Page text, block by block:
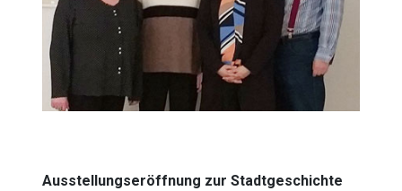
Ausstellungseröffnung zur Stadtgeschichte